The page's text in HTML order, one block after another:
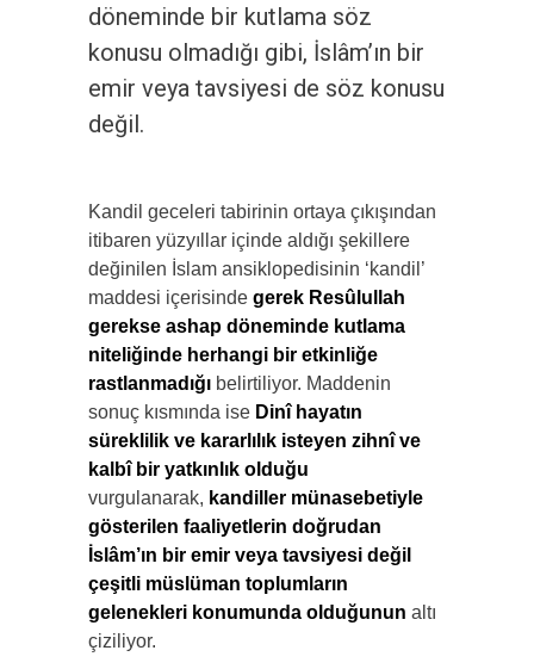
döneminde bir kutlama söz
konusu olmadığı gibi, İslâm’ın bir
emir veya tavsiyesi de söz konusu
değil.
Kandil geceleri tabirinin ortaya çıkışından
itibaren yüzyıllar içinde aldığı şekillere
değinilen İslam ansiklopedisinin ‘kandil’
maddesi içerisinde gerek Resûlullah
gerekse ashap döneminde kutlama
niteliğinde herhangi bir etkinliğe
rastlanmadığı belirtiliyor. Maddenin
sonuç kısmında ise Dinî hayatın
süreklilik ve kararlılık isteyen zihnî ve
kalbî bir yatkınlık olduğu
vurgulanarak, kandiller münasebetiyle
gösterilen faaliyetlerin doğrudan
İslâm’ın bir emir veya tavsiyesi değil
çeşitli müslüman toplumların
gelenekleri konumunda olduğunun altı
çiziliyor.